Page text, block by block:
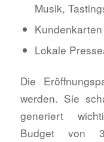
Musik,
Lokale
Die
werden. Sie
generiert
Budget von